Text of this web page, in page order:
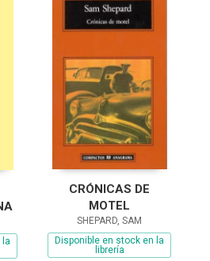
la
CRÓNICAS DE
MOTEL
SHEPARD, SAM
Disponible en stock en la
librería